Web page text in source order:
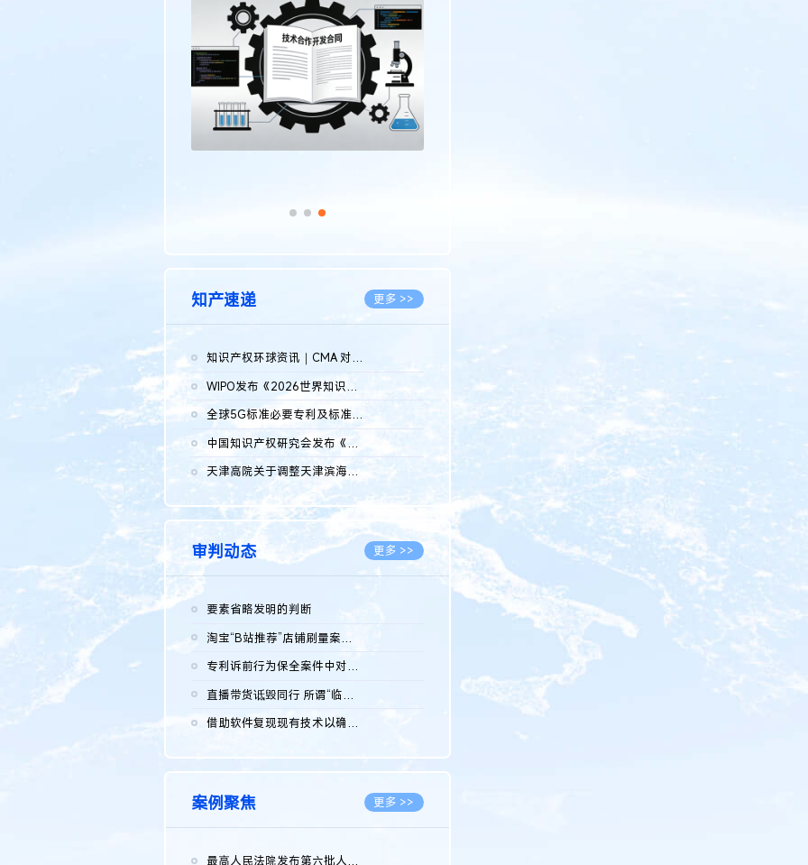
传统文化 更多 >>
知产速递 更多 >>
知识产权环球资讯｜CMA 对微软发起调查；批量搬运二手平台数据构...
WIPO发布《2026世界知识产权报告》 含报告全文
全球5G标准必要专利及标准提案研究报告（2026年）全文发布
中国知识产权研究会发布《2025年度中国企业海外知识产权纠纷调查...
2026.08.07
天津高院关于调整天津滨海高新技术产业开发区华苑科技园一审普通...
2026.08.07
审判动态 更多 >>
要素省略发明的判断
淘宝“B站推荐”店铺刷量案维持原判，两被告连带赔偿150万元
专利诉前行为保全案件中对仿制药申请人曾作出三类声明的考量及违...
直播带货诋毁同行 所谓“临场发挥”不免责
借助软件复现现有技术以确认相关参数特征是否被公开
案例聚焦 更多 >>
最高人民法院发布第六批人民法院种业知识产权司法保护典型案例 含...